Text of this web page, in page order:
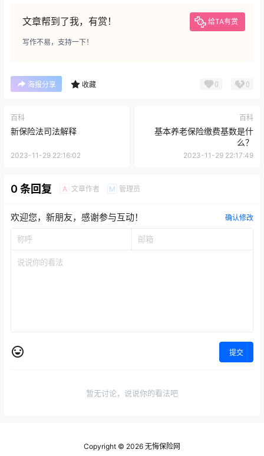
文章帮到了我，有赏！ 给TA有赏
写作不易，支持一下！
海报分享 收藏 0 0
百科
新保险法司法解释
2023-11-29 22:16:02
百科
基本养老保险缴费基数是什
么？
2023-11-29 22:17:49
0 条回复 A 文章作者 M 管理员
欢迎您，新朋友，感谢参与互动！ 确认修改
提交
暂无讨论，说说你的看法吧
Copyright © 2026 无悔保险网